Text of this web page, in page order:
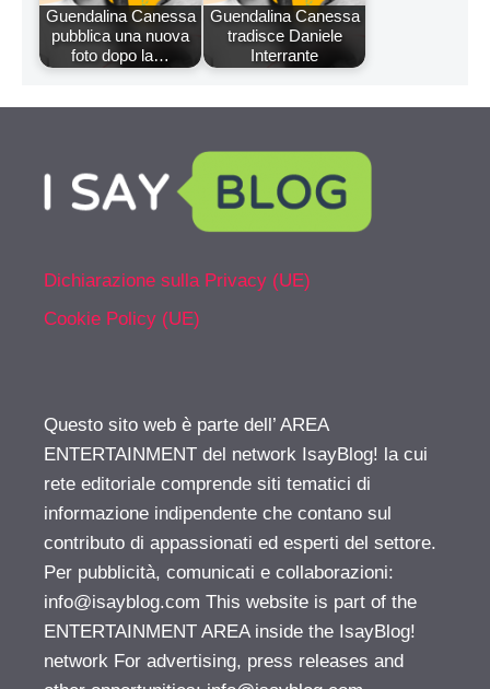
Guendalina Canessa
pubblica una nuova
foto dopo la…
Guendalina Canessa
tradisce Daniele
Interrante
Dichiarazione sulla Privacy (UE)
Cookie Policy (UE)
Questo sito web è parte dell’ AREA
ENTERTAINMENT del network IsayBlog! la cui
rete editoriale comprende siti tematici di
informazione indipendente che contano sul
contributo di appassionati ed esperti del settore.
Per pubblicità, comunicati e collaborazioni:
info@isayblog.com This website is part of the
ENTERTAINMENT AREA inside the IsayBlog!
network For advertising, press releases and